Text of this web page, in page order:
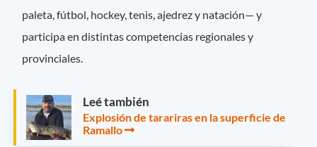
paleta, fútbol, hockey, tenis, ajedrez y natación— y
participa en distintas competencias regionales y
provinciales.
Leé también
Explosión de tarariras en la superficie de
Ramallo